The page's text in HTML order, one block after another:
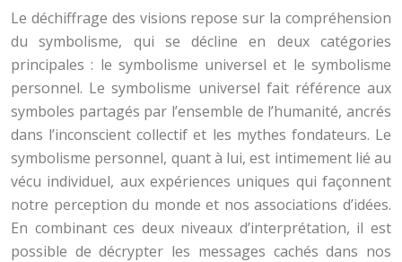
Le déchiffrage des visions repose sur la compréhension
du symbolisme, qui se décline en deux catégories
principales : le symbolisme universel et le symbolisme
personnel. Le symbolisme universel fait référence aux
symboles partagés par l’ensemble de l’humanité, ancrés
dans l’inconscient collectif et les mythes fondateurs. Le
symbolisme personnel, quant à lui, est intimement lié au
vécu individuel, aux expériences uniques qui façonnent
notre perception du monde et nos associations d’idées.
En combinant ces deux niveaux d’interprétation, il est
possible de décrypter les messages cachés dans nos